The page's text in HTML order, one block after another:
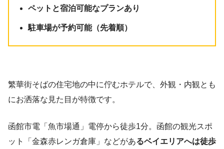
ペットと宿泊可能なプランあり
駐車場が予約可能（先着順）
繁華街そばの住宅地の中に佇むホテルで、外観・内観とも
にお洒落な見た目が特徴です。
函館市電「魚市場通」電停から徒歩1分。函館の観光スポ
ット「金森赤レンガ倉庫」などがあるベイエリアへは徒歩